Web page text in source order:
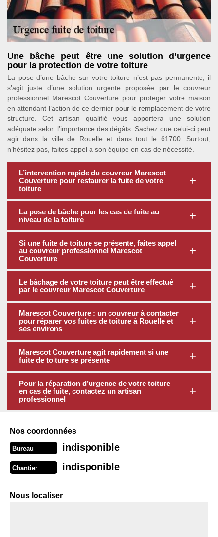
Une bâche peut être une solution d’urgence
pour la protection de votre toiture
La pose d’une bâche sur votre toiture n’est pas permanente, il
s’agit juste d’une solution urgente proposée par le couvreur
professionnel Marescot Couverture pour protéger votre maison
en attendant l’action de ce dernier pour le remplacement de votre
structure. Cet artisan qualifié vous apportera une solution
adéquate selon l’importance des dégâts. Sachez que celui-ci peut
agir dans la ville de Rouelle et dans tout le 61700. Surtout,
n’hésitez pas, faites appel à son équipe en cas de nécessité.
L’intervention rapide du couvreur Marescot
Couverture pour restaurer la fuite de votre
toiture
La pose de bâche pour les cas de fuite au
niveau de la toiture
Si une fuite de toiture se présente, faites appel
au couvreur professionnel Marescot
Couverture
Le bâchage de votre toiture peut être effectué
par le couvreur Marescot Couverture
Marescot Couverture : un couvreur à contacter
pour réparer vos fuites de toiture à Rouelle et
ses environs
Marescot Couverture agit rapidement si une
fuite de toiture se présente
Pour la réparation d’urgence de votre toiture
en cas de fuite, contactez un artisan
professionnel
Nos coordonnées
Bureau indisponible
Chantier indisponible
Nous localiser